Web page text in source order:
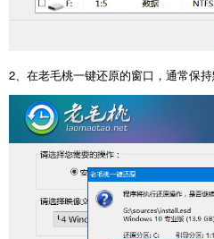
2、在老毛桃一键还原的窗口，通常保